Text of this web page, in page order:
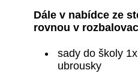
Dále v nabídce ze
rovnou v
sady do školy
ubrousky